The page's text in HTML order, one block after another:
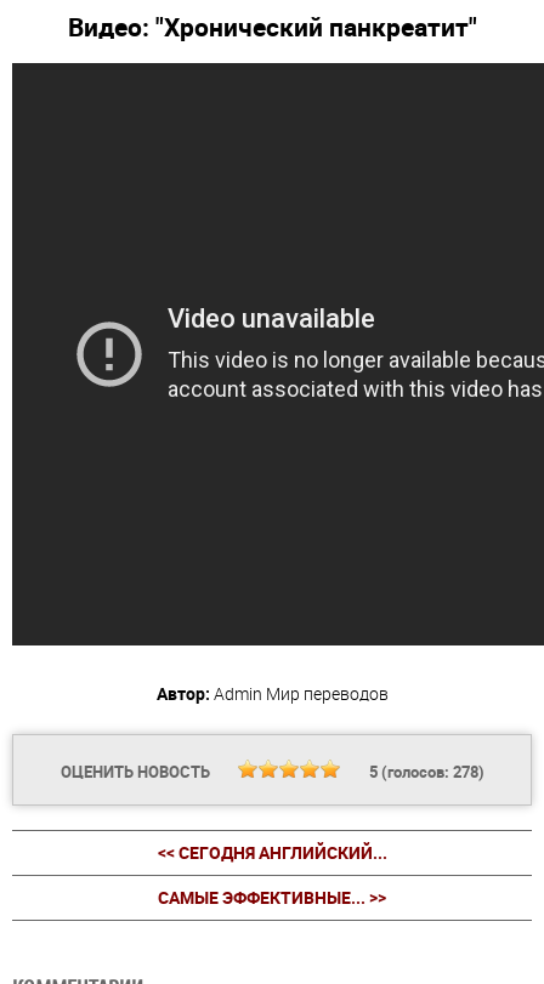
Видео: "Хронический панкреатит"
Автор: Admin Мир переводов
ОЦЕНИТЬ НОВОСТЬ 5(голосов: 278)
<< СЕГОДНЯ АНГЛИЙСКИЙ...
САМЫЕ ЭФФЕКТИВНЫЕ... >>